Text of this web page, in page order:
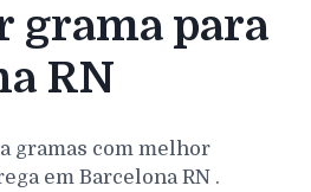
grama para
RN
gramas com melhor
em Barcelona RN .